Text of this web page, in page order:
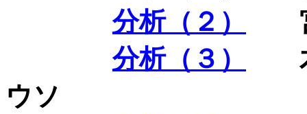
分析（２）
宮
分析（３）
木
ウソ